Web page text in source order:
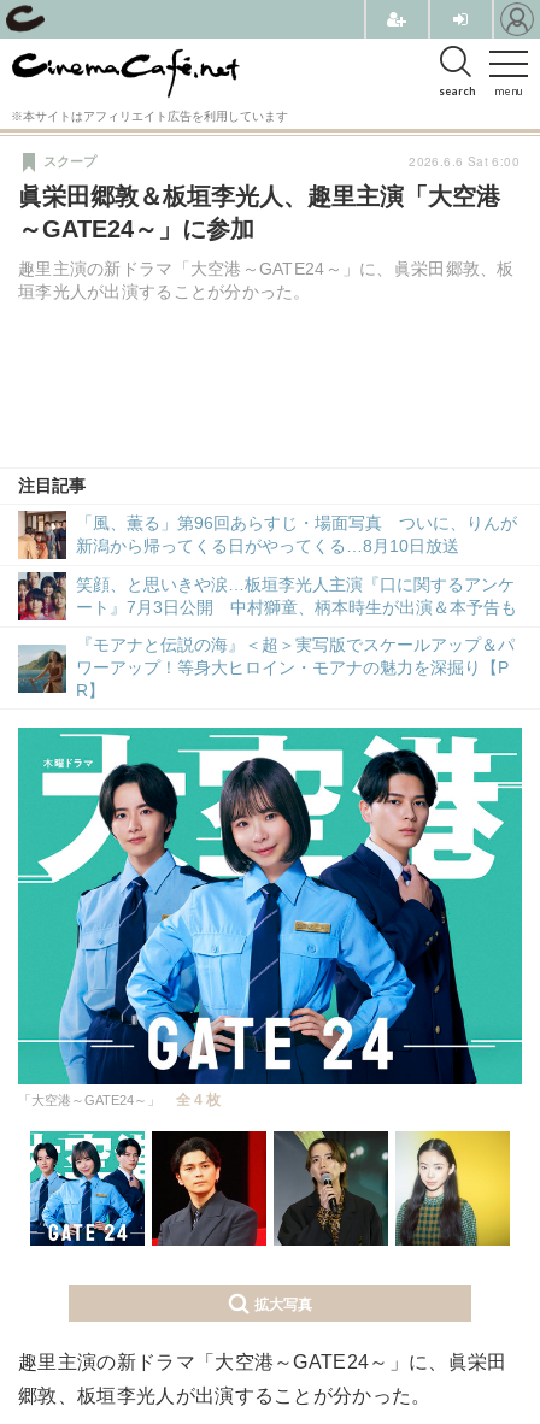
menu
search
※本サイトはアフィリエイト広告を利用しています
眞栄田郷敦＆板垣李光人、趣里主演「大空港
～GATE24～」に参加
趣里主演の新ドラマ「大空港～GATE24～」に、眞栄田郷敦、板
垣李光人が出演することが分かった。
スクープ
注目記事
「風、薫る」第96回あらすじ・場面写真 ついに、りんが
新潟から帰ってくる日がやってくる…8月10日放送
笑顔、と思いきや涙…板垣李光人主演『口に関するアンケ
ート』7月3日公開 中村獅童、柄本時生が出演＆本予告も
『モアナと伝説の海』＜超＞実写版でスケールアップ＆パ
ワーアップ！等身大ヒロイン・モアナの魅力を深掘り【P
R】
2026.6.6 Sat 6:00
「大空港～GATE24～」 全 4 枚
拡大写真
趣里主演の新ドラマ「大空港～GATE24～」に、眞栄田
郷敦、板垣李光人が出演することが分かった。